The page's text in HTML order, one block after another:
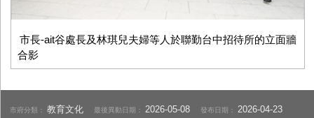
市長-ait谷處長及林琪兒夫婦等人於聯勤台中招待所的立面牆
合影
市府分類：教育文化 最後異動日期：2026-05-08 發布日期：2026-04-23